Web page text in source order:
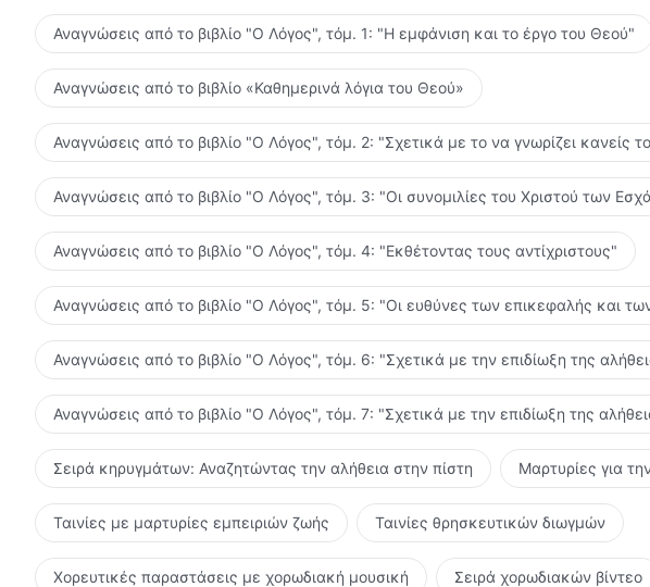
Αναγνώσεις από το βιβλίο "Ο Λόγος", τόμ. 1: "Η εμφάνιση και το έργο του Θεού"
Αναγνώσεις από το βιβλίο «Καθημερινά λόγια του Θεού»
Αναγνώσεις από το βιβλίο "Ο Λόγος", τόμ. 2: "Σχετικά με το να γνωρίζει κανείς
Αναγνώσεις από το βιβλίο "Ο Λόγος", τόμ. 3: "Οι συνομιλίες του Χριστού των
Αναγνώσεις από το βιβλίο "Ο Λόγος", τόμ. 4: "Εκθέτοντας τους αντίχριστους"
Αναγνώσεις από το βιβλίο "Ο Λόγος", τόμ. 5: "Οι ευθύνες των επικεφαλής και
Αναγνώσεις από το βιβλίο "Ο Λόγος", τόμ. 6: "Σχετικά με την επιδίωξη της
Αναγνώσεις από το βιβλίο "Ο Λόγος", τόμ. 7: "Σχετικά με την επιδίωξη της
Σειρά κηρυγμάτων: Αναζητώντας την αλήθεια στην πίστη Μαρτυρίες για
Ταινίες με μαρτυρίες εμπειριών ζωής Ταινίες θρησκευτικών διωγμών
Χορευτικές παραστάσεις με χορωδιακή μουσική Σειρά χορωδιακών βίντεο